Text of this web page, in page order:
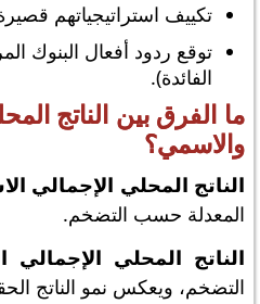
تكييف استراتيجياتهم
توقع ردود أفعال البنوك
الفائدة).
ما الفرق بين الناتج
والاسمي؟
الناتج المحلي الإجمالي
المعدلة حسب التضخم.
الناتج المحلي الإجمالي
التضخم، ويعكس نمو الناتج